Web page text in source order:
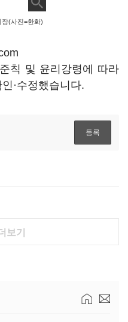
(사진=한화)
칙 및 윤리강령에 따라
·수정했습니다.
보기